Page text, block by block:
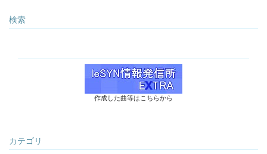
検索
作成した曲等はこちらから
カテゴリ